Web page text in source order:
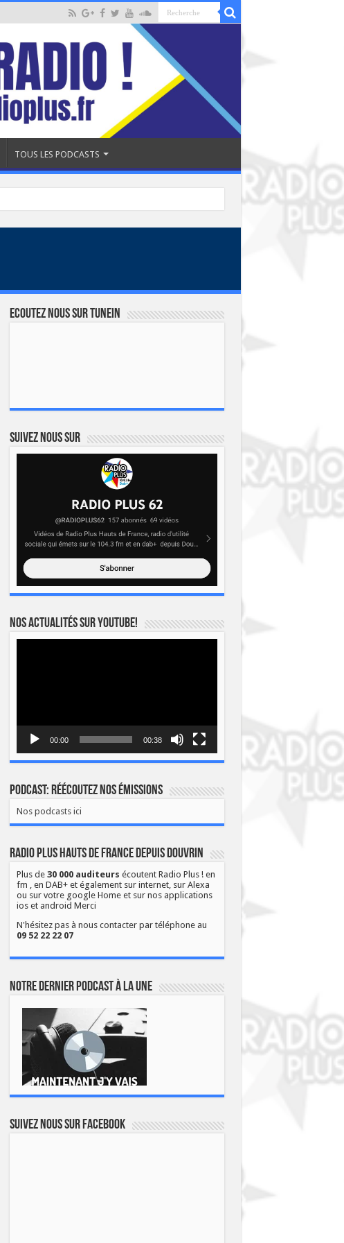
TOUS LES PODCASTS
Ecoutez nous sur TuneIn
Suivez nous sur
Nos actualités sur YOUTUBE!
00:00 00:38
Podcast: Réécoutez nos émissions
Nos podcasts ici
Radio Plus Hauts de France depuis Douvrin
Plus de 30 000 auditeurs écoutent Radio Plus ! en
fm , en DAB+ et également sur internet, sur Alexa
ou sur votre google Home et sur nos applications
ios et android Merci
N'hésitez pas à nous contacter par téléphone au
09 52 22 22 07
Notre dernier podcast à la une
Suivez nous sur Facebook